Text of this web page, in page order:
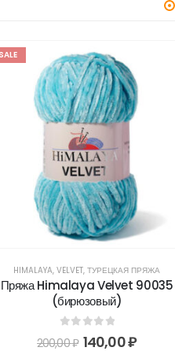
HIMALAYA, VELVET, ТУРЕЦКАЯ ПРЯЖА
Пряжа Himalaya Velvet 90035
(бирюзовый)
out of 5
200,00₽ 140,00₽